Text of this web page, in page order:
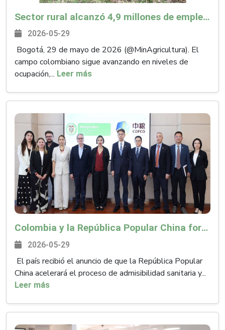
Sector rural alcanzó 4,9 millones de empleos en abril, el más alto en 9 años
2026-05-29
Bogotá, 29 de mayo de 2026 (@MinAgricultura). El
campo colombiano sigue avanzando en niveles de
ocupación,... Leer más
Colombia y la República Popular China fortalecen cooperación agrícola y abren nuevas oportunidades para el campo colombiano
2026-05-29
El país recibió el anuncio de que la República Popular
China acelerará el proceso de admisibilidad sanitaria y...
Leer más